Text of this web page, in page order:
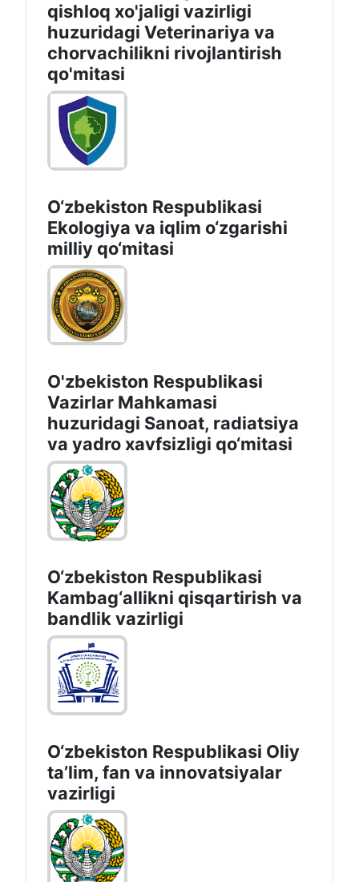
qishloq xo'jaligi vazirligi
huzuridagi Veterinariya va
chorvachilikni rivojlantirish
qo'mitasi
O‘zbekiston Respublikasi
Ekologiya va iqlim o‘zgarishi
milliy qo‘mitasi
O'zbekiston Respublikasi
Vazirlar Mahkamasi
huzuridagi Sanoat, radiatsiya
va yadro xavfsizligi qo‘mitasi
O‘zbekiston Respublikasi
Kambag‘allikni qisqartirish va
bandlik vazirligi
O‘zbekiston Respublikasi Oliy
taʼlim, fan va innovatsiyalar
vazirligi